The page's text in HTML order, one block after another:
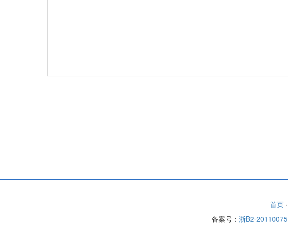
首页 ·
备案号： 浙B2-20110075